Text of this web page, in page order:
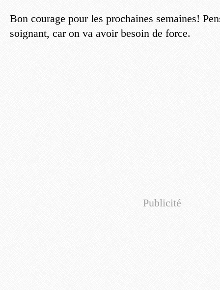
Bon courage pour les prochaines semaines!
soignant, car on va avoir besoin de force.
Publicité